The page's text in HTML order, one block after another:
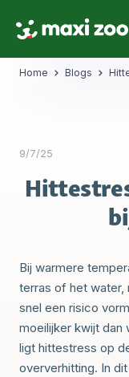
Home Blogs
9/7/25
Bij warmere
terras of het water,
snel een risico
moeilijker kwijt dan
ligt hittestress op
oververhitting. In